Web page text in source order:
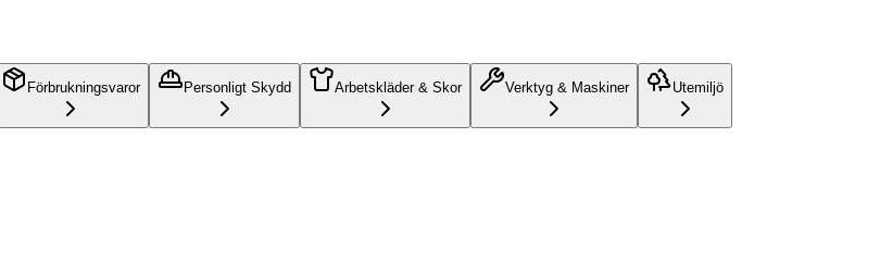
Förbrukningsvaror Personligt Skydd Arbetskläder & Skor Verktyg & Maskiner Utemiljö